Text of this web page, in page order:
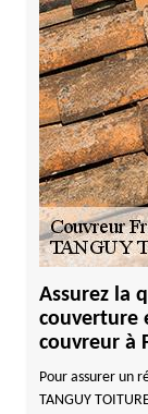
Assurez la
couverture
couvreur à
Pour assurer un
TANGUY